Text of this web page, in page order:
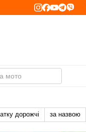
дорожчі за назвою